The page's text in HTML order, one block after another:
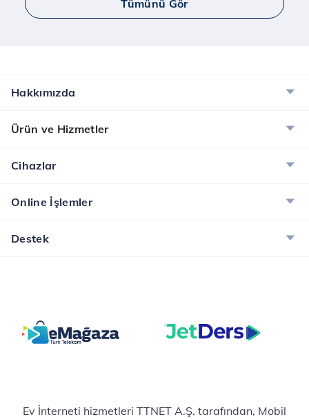
Tümünü Gör
Hakkımızda
Ürün ve Hizmetler
Cihazlar
Online İşlemler
Destek
Ev İnterneti hizmetleri TTNET A.Ş. tarafından, Mobil